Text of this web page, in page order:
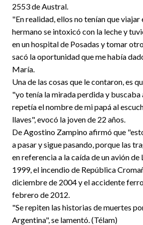
2553 de Austral.
"En realidad, ellos no tenían que viajar
hermano se intoxicó con la leche y
en un hospital de Posadas y tomar
sacó la oportunidad que me había
María.
Una de las cosas que le contaron, es
"yo tenía la mirada perdida y buscaba
repetía el nombre de mi papá al
llaves", evocó la joven de 22 años.
De Agostino Zampino afirmó que
a pasar y sigue pasando, porque las
en referencia a la caída de un avión de
1999, el incendio de República
diciembre de 2004 y el accidente
febrero de 2012.
"Se repiten las historias de muertes
Argentina", se lamentó. (Télam)